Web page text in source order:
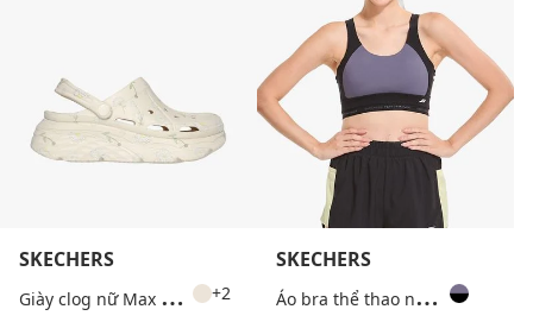
SKECHERS
G
iày clog nữ Max Cushioning Foamies +2
SKECHERS
Á
o bra thể thao nữ Performance